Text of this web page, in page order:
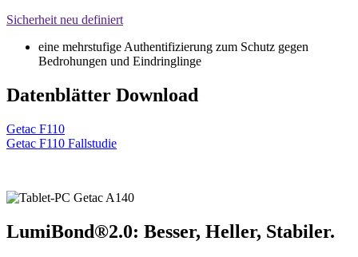
Sicherheit neu definiert
eine mehrstufige Authentifizierung zum Schutz gegen
Bedrohungen und Eindringlinge
Datenblätter Download
Getac F110
Getac F110 Fallstudie
LumiBond®2.0: Besser, Heller, Stabiler.